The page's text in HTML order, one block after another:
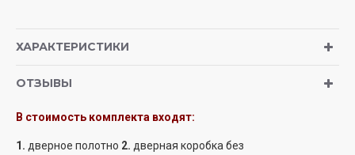
ХАРАКТЕРИСТИКИ
ОТЗЫВЫ
В стоимость комплекта входят:
1. дверное полотно 2. дверная коробкабез